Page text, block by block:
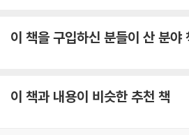
이 책을 구입하신 분들이 산 분야
이 책과 내용이 비슷한 추천 책